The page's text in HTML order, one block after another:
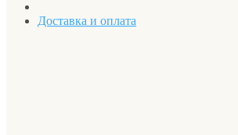
Доставка и оплата